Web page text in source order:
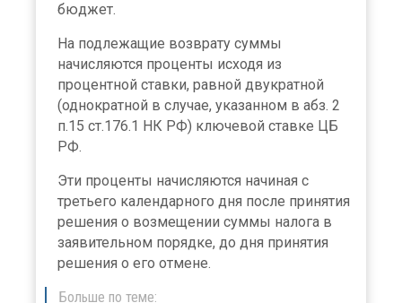
бюджет.
На подлежащие возврату суммы
начисляются проценты исходя из
процентной ставки, равной двукратной
(однократной в случае, указанном в абз. 2
п.15 ст.176.1 НК РФ) ключевой ставке ЦБ
РФ.
Эти проценты начисляются начиная с
третьего календарного дня после принятия
решения о возмещении суммы налога в
заявительном порядке, до дня принятия
решения о его отмене.
Больше по теме: